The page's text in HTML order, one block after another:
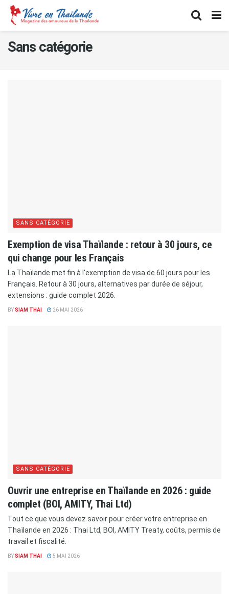
Sans catégorie
SANS CATÉGORIE
Exemption de visa Thaïlande : retour à 30 jours, ce
qui change pour les Français
La Thaïlande met fin à l'exemption de visa de 60 jours pour les
Français. Retour à 30 jours, alternatives par durée de séjour,
extensions : guide complet 2026.
BYSIAM THAI 26 MAI 2026
SANS CATÉGORIE
Ouvrir une entreprise en Thaïlande en 2026 : guide
complet (BOI, AMITY, Thai Ltd)
Tout ce que vous devez savoir pour créer votre entreprise en
Thaïlande en 2026 : Thai Ltd, BOI, AMITY Treaty, coûts, permis de
travail et fiscalité.
BYSIAM THAI 5 MAI 2026